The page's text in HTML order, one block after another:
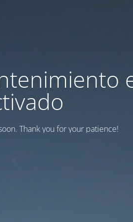
Thank you for your patience!